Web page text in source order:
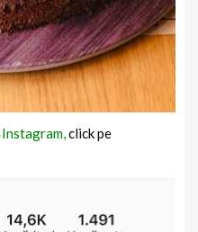
Instagram,click pe